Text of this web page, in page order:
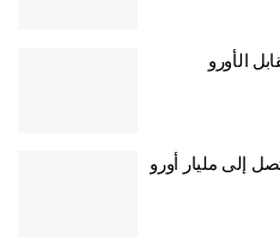
الأورو
إلى مليار أورو